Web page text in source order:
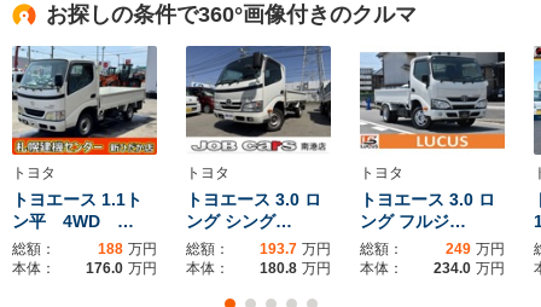
サイズ
(全長x全幅x全高)
全幅
-m
全長
-m
ホイールベース
全幅
-m
全長
-m
ホイールベース
-m
-
ホイ
お探しの条件で360°画像付きのクルマ
トヨタ
トヨエース 1.1ト
ン平 4WD …
総額： 188 万円
本体：
176.0 万円
トヨタ
トヨエース 3.0 ロ
ング シング…
総額： 193.7 万円
本体：
180.8 万円
トヨタ
トヨエース 3.0 ロ
ング フルジ…
総額： 249 万円
本体：
234.0 万円